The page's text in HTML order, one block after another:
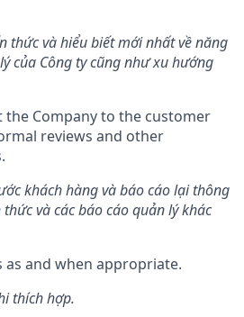
​​thức và hiểu biết mới nhất về năng
của Công ty cũng như xu hướng
the Company to the customer
reviews and other
khách hàng và báo cáo lại thông
và các báo cáo quản lý khác
and when appropriate.
thích hợp.